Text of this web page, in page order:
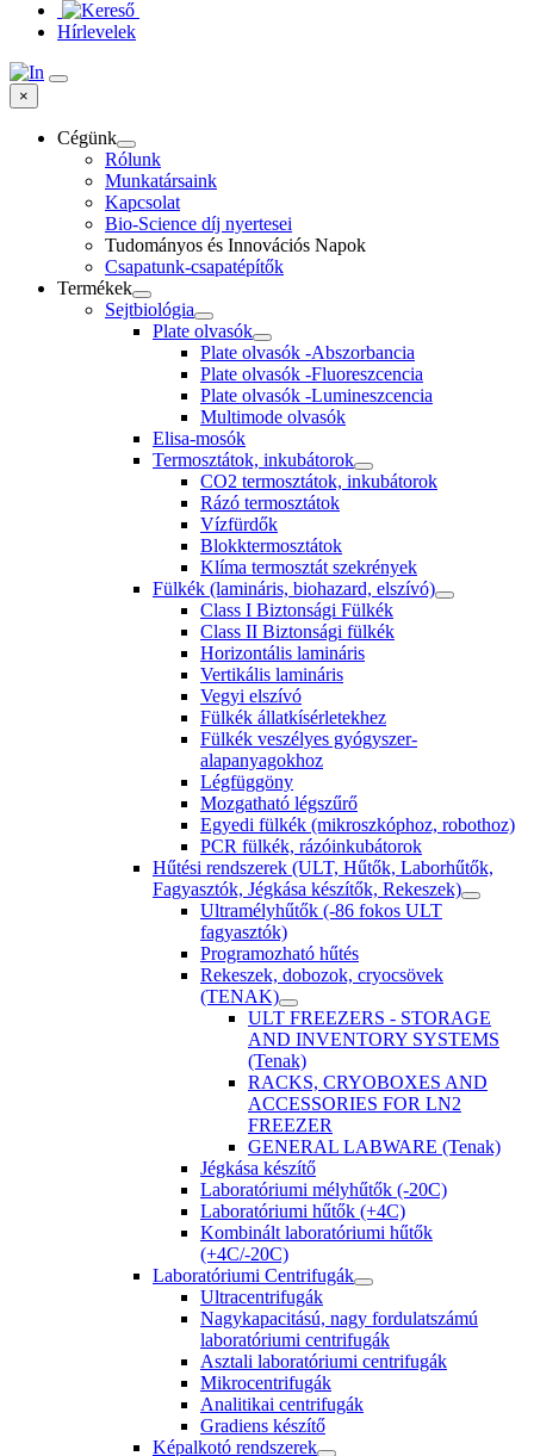
Hírlevelek
×
Cégünk
Rólunk
Munkatársaink
Kapcsolat
Bio-Science díj nyertesei
Tudományos és Innovációs Napok
Csapatunk-csapatépítők
Termékek
Sejtbiológia
Plate olvasók
Plate olvasók -Abszorbancia
Plate olvasók -Fluoreszcencia
Plate olvasók -Lumineszcencia
Multimode olvasók
Elisa-mosók
Termosztátok, inkubátorok
CO2 termosztátok, inkubátorok
Rázó termosztátok
Vízfürdők
Blokktermosztátok
Klíma termosztát szekrények
Fülkék (lamináris, biohazard, elszívó)
Class I Biztonsági Fülkék
Class II Biztonsági fülkék
Horizontális lamináris
Vertikális lamináris
Vegyi elszívó
Fülkék állatkísérletekhez
Fülkék veszélyes gyógyszer-
alapanyagokhoz
Légfüggöny
Mozgatható légszűrő
Egyedi fülkék (mikroszkóphoz, robothoz)
PCR fülkék, rázóinkubátorok
Hűtési rendszerek (ULT, Hűtők, Laborhűtők,
Fagyasztók, Jégkása készítők, Rekeszek)
Ultramélyhűtők (-86 fokos ULT
fagyasztók)
Programozható hűtés
Rekeszek, dobozok, cryocsövek
(TENAK)
ULT FREEZERS - STORAGE
AND INVENTORY SYSTEMS
(Tenak)
RACKS, CRYOBOXES AND
ACCESSORIES FOR LN2
FREEZER
GENERAL LABWARE (Tenak)
Jégkása készítő
Laboratóriumi mélyhűtők (-20C)
Laboratóriumi hűtők (+4C)
Kombinált laboratóriumi hűtők
(+4C/-20C)
Laboratóriumi Centrifugák
Ultracentrifugák
Nagykapacitású, nagy fordulatszámú
laboratóriumi centrifugák
Asztali laboratóriumi centrifugák
Mikrocentrifugák
Analitikai centrifugák
Gradiens készítő
Képalkotó rendszerek